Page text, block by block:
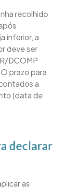
recolhido
inferior, a
deve ser
DCOMP
prazo para
a
(data de
declarar
as